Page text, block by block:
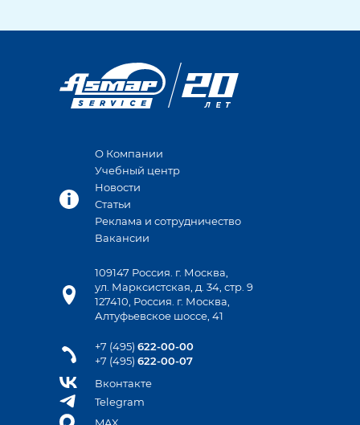
О Компании
Учебный центр
Новости
Статьи
Реклама и сотрудничество
Вакансии
109147 Россия. г. Москва,
ул. Марксистская, д. 34, стр. 9
127410, Россия. г. Москва,
Алтуфьевское шоссе, 41
+7 (495) 622-00-00
+7 (495) 622-00-07
Вконтакте
Telegram